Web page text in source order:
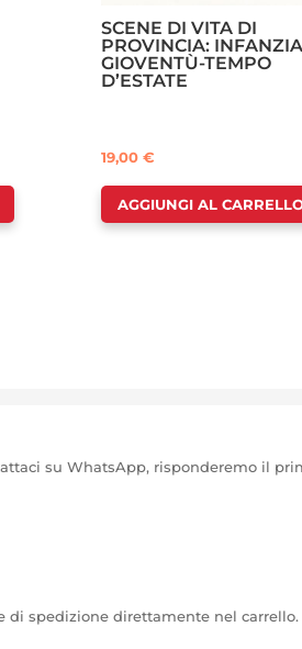
SCENE DI VITA DI
PROVINCIA:
GIOVENTÙ-TEMPO
D’ESTATE
19,00€
AGGIUNGI AL
su WhatsApp, risponderemo il
di spedizione direttamente nel carrello.